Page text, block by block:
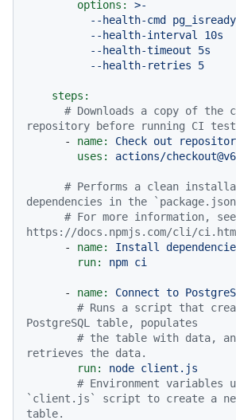
options:
>-
steps:
# Downloads a copy of the
repository before running CI
-
name: Check out
uses:
actions/checkout@v6
# Performs a clean
dependencies in the
# For more information, see
https://docs.npmjs.com/cli/
-
name: Install
run:
npm ci
- name: Connect to
# Runs a script that
PostgreSQL table, populates
# the table with data,
retrieves the data.
run:
node client.js
# Environment variables
`client.js` script to create a new
table.